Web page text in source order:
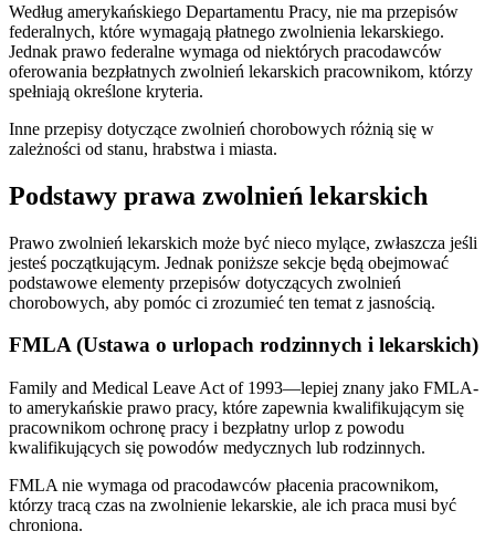
Według amerykańskiego Departamentu Pracy, nie ma przepisów
federalnych, które wymagają płatnego zwolnienia lekarskiego.
Jednak prawo federalne wymaga od niektórych pracodawców
oferowania bezpłatnych zwolnień lekarskich pracownikom, którzy
spełniają określone kryteria.
Inne przepisy dotyczące zwolnień chorobowych różnią się w
zależności od stanu, hrabstwa i miasta.
Podstawy prawa zwolnień lekarskich
Prawo zwolnień lekarskich może być nieco mylące, zwłaszcza jeśli
jesteś początkującym. Jednak poniższe sekcje będą obejmować
podstawowe elementy przepisów dotyczących zwolnień
chorobowych, aby pomóc ci zrozumieć ten temat z jasnością.
FMLA (Ustawa o urlopach rodzinnych i lekarskich)
Family and Medical Leave Act of 1993—lepiej znany jako FMLA-
to amerykańskie prawo pracy, które zapewnia kwalifikującym się
pracownikom ochronę pracy i bezpłatny urlop z powodu
kwalifikujących się powodów medycznych lub rodzinnych.
FMLA nie wymaga od pracodawców płacenia pracownikom,
którzy tracą czas na zwolnienie lekarskie, ale ich praca musi być
chroniona.